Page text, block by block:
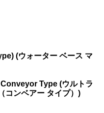
(ウォーター ベース マ
Type (ウルトラ
コンベアー タイプ）)